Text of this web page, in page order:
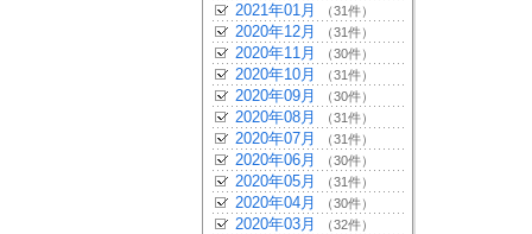
2021年01月 （31件）
2020年12月 （31件）
2020年11月 （30件）
2020年10月 （31件）
2020年09月 （30件）
2020年08月 （31件）
2020年07月 （31件）
2020年06月 （30件）
2020年05月 （31件）
2020年04月 （30件）
2020年03月 （32件）